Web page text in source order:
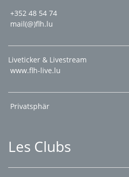
+352 48 54 74
mail(@)flh.lu
Liveticker & Livestream
www.flh-live.lu
Privatsphär
Les Clubs